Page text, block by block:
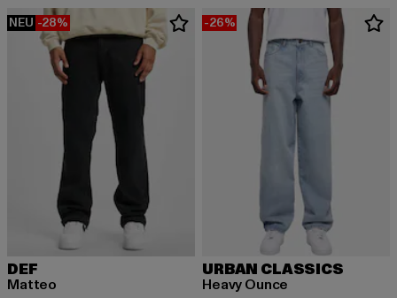
NEU -28%
DEF
Matteo
-26%
URBAN CLASSICS
Heavy Ounce